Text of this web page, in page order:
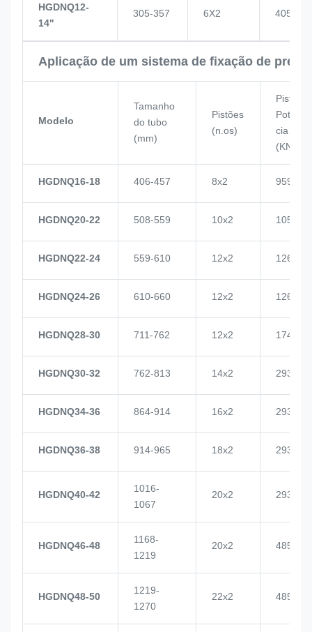
HGDNQ12-
14"
305-357 6X2 405
Aplicação de um sistema de fixação de
Modelo
Tamanho
do tubo
(mm)
Pistões
(n.os)
Pistão
Potên
cia
(KN)
HGDNQ16-18 406-457 8x2 959
HGDNQ20-22 508-559 10x2 1057
HGDNQ22-24 559-610 12x2 1268
HGDNQ24-26 610-660 12x2 1268
HGDNQ28-30 711-762 12x2 1748
HGDNQ30-32 762-813 14x2 2937
HGDNQ34-36 864-914 16x2 2937
HGDNQ36-38 914-965 18x2 2937
HGDNQ40-42
1016-
1067
20x2 2937
HGDNQ46-48
1168-
1219
20x2 4855
HGDNQ48-50
1219-
1270
22x2 4855